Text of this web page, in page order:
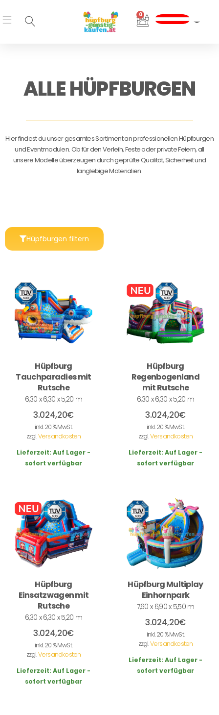
Inhalt
springen
0
Warenkorb
ALLE HÜPFBURGEN
Hier findest du unser gesamtes Sortiment an professionellen Hüpfburgen
und Eventmodulen. Ob für den Verleih, Feste oder private Feiern, all
unsere Modelle überzeugen durch geprüfte Qualität, Sicherheit und
langlebige Materialien.
Hüpfburgen filtern
Hüpfburg
Tauchparadies mit
Rutsche
6,30 x 6,30 x 5,20 m
3.024,20€
inkl. 20 % MwSt.
zzgl.Versandkosten
Lieferzeit: Auf Lager -
sofort verfügbar
Hüpfburg
Regenbogenland
mit Rutsche
6,30 x 6,30 x 5,20 m
3.024,20€
inkl. 20 % MwSt.
zzgl.Versandkosten
Lieferzeit: Auf Lager -
sofort verfügbar
Hüpfburg
Einsatzwagen mit
Rutsche
6,30 x 6,30 x 5,20 m
3.024,20€
inkl. 20 % MwSt.
zzgl.Versandkosten
Lieferzeit: Auf Lager -
sofort verfügbar
Hüpfburg Multiplay
Einhornpark
7,60 x 6,90 x 5,50 m
3.024,20€
inkl. 20 % MwSt.
zzgl.Versandkosten
Lieferzeit: Auf Lager -
sofort verfügbar